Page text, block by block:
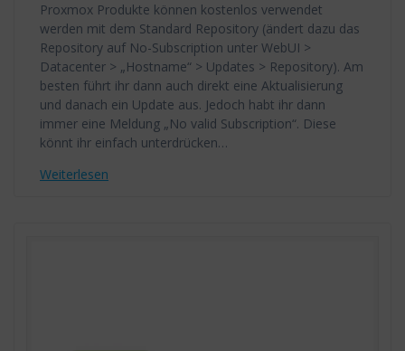
Proxmox Produkte können kostenlos verwendet
werden mit dem Standard Repository (ändert dazu das
Repository auf No-Subscription unter WebUI >
Datacenter > „Hostname“ > Updates > Repository). Am
besten führt ihr dann auch direkt eine Aktualisierung
und danach ein Update aus. Jedoch habt ihr dann
immer eine Meldung „No valid Subscription“. Diese
könnt ihr einfach unterdrücken…
Weiterlesen